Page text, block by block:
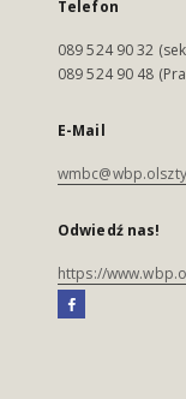
Telefon
089 524 90 32
089 524 90 48
E-Mail
Odwiedź nas!
https://